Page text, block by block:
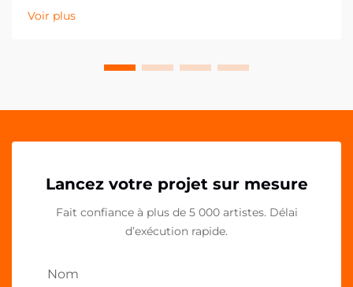
cours de la dernière décennie, les clips en PP
acrylique s'imposant comme un élément essentiel
Voir plus
Lancez votre projet sur mesure
Fait confiance à plus de 5 000 artistes. Délai
d’exécution rapide.
Nom